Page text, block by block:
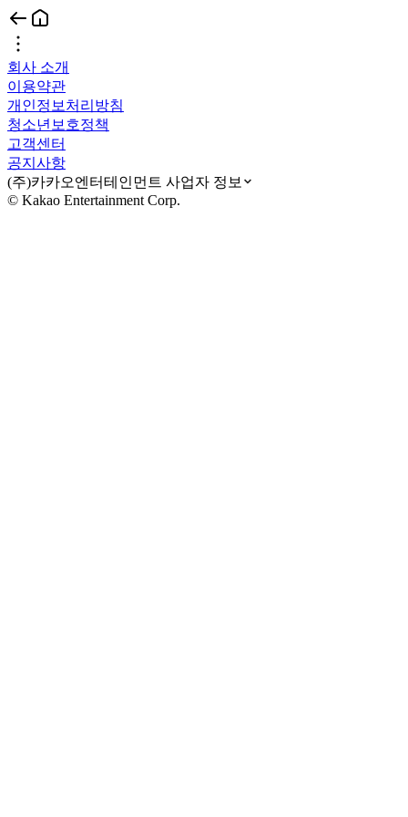
회사 소개
이용약관
개인정보처리방침
청소년보호정책
고객센터
공지사항
(주)카카오엔터테인먼트 사업자 정보
© Kakao Entertainment Corp.